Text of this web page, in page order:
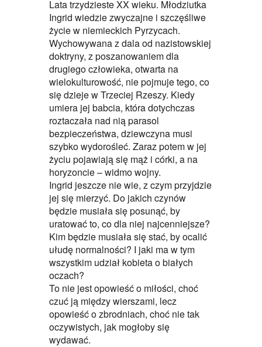
Lata trzydzieste XX wieku. Młodziutka
Ingrid wiedzie zwyczajne i szczęśliwe
życie w niemieckich Pyrzycach.
Wychowywana z dala od nazistowskiej
doktryny, z poszanowaniem dla
drugiego człowieka, otwarta na
wielokulturowość, nie pojmuje tego, co
się dzieje w Trzeciej Rzeszy. Kiedy
umiera jej babcia, która dotychczas
roztaczała nad nią parasol
bezpieczeństwa, dziewczyna musi
szybko wydorośleć. Zaraz potem w jej
życiu pojawiają się mąż i córki, a na
horyzoncie – widmo wojny.
Ingrid jeszcze nie wie, z czym przyjdzie
jej się mierzyć. Do jakich czynów
będzie musiała się posunąć, by
uratować to, co dla niej najcenniejsze?
Kim będzie musiała się stać, by ocalić
ułudę normalności? I jaki ma w tym
wszystkim udział kobieta o białych
oczach?
To nie jest opowieść o miłości, choć
czuć ją między wierszami, lecz
opowieść o zbrodniach, choć nie tak
oczywistych, jak mogłoby się
wydawać.